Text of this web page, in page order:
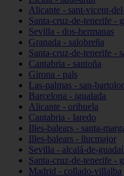
Alicante - sant-vicent-
Santa-cruz-de-tenerife -
Sevilla - dos-hermanas
Granada - salobreña
Santa-cruz-de-tenerife -
Cantabria - santoña
Girona - pals
Las-palmas - san-
Barcelona - igualada
Alicante - orihuela
Cantabria - laredo
Illes-balears - santa-
Illes-balears - llucmajor
Sevilla - alcalá-de-
Santa-cruz-de-tenerife -
Madrid - collado-villalba